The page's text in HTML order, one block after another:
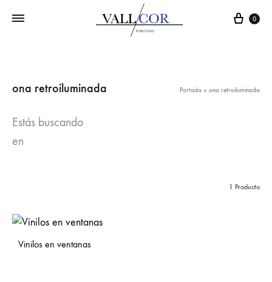
Carro
0
ona retroiluminada Portada » ona retroiluminada
Estás buscando
en
1 Producto
Vinilos en ventanas